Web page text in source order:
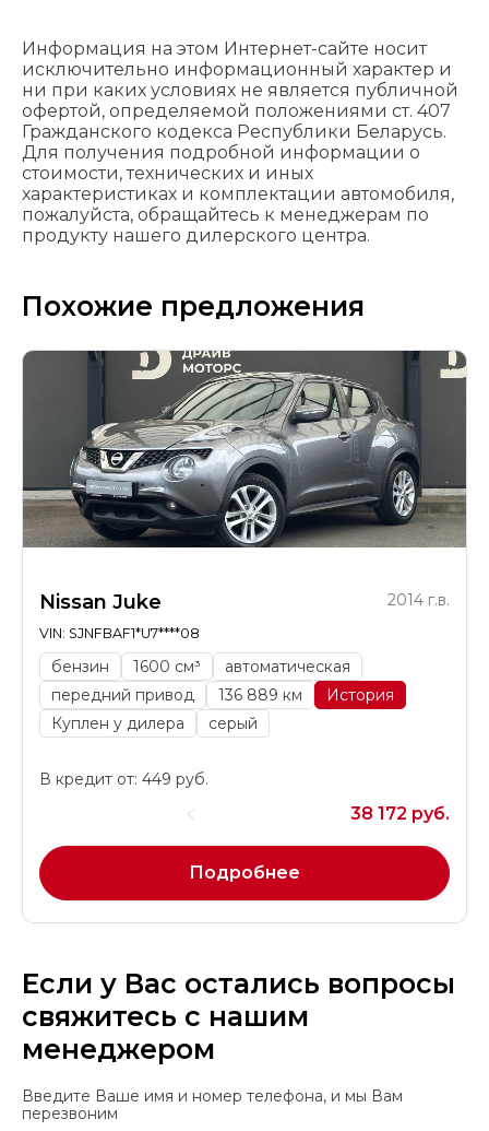
Информация на этом Интернет-сайте носит
исключительно информационный характер и
ни при каких условиях не является публичной
офертой, определяемой положениями cт. 407
Гражданского кодекса Республики Беларусь.
Для получения подробной информации о
стоимости, технических и иных
характеристиках и комплектации автомобиля,
пожалуйста, обращайтесь к менеджерам по
продукту нашего дилерского центра.
Похожие предложения
Nissan Juke 2014 г.в.
VIN: SJNFBAF1*U7****08
бензин 1600 см³
автоматическая
передний привод
136 889 км
История
Куплен у дилера
серый
В кредит от: 449 руб.
38 172 руб.
Подробнее
Если у Вас остались вопросы
свяжитесь с нашим
менеджером
Введите Ваше имя и номер телефона, и мы Вам
перезвоним